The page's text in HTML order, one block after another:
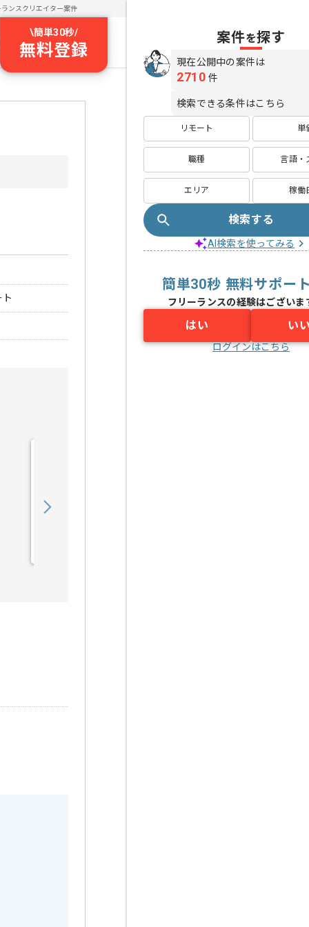
ランスクリエイター案件
\簡単30秒/
無料登録
案件を探す
現在公開中の案件は
2710 件
検索できる条件はこちら
リモート 単
職種 言語・
エリア 稼働
検索する
AI検索を使ってみる
簡単30秒 無料サポー
フリーランスの経験はございま
はい い
ログインはこちら